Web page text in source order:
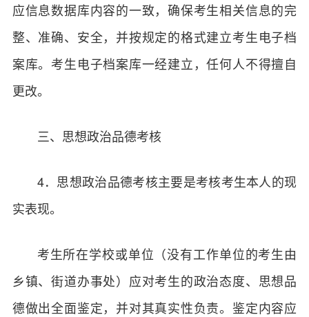
应信息数据库内容的一致，确保考生相关信息的完
整、准确、安全，并按规定的格式建立考生电子档
案库。考生电子档案库一经建立，任何人不得擅自
更改。
三、思想政治品德考核
4．思想政治品德考核主要是考核考生本人的现
实表现。
考生所在学校或单位（没有工作单位的考生由
乡镇、街道办事处）应对考生的政治态度、思想品
德做出全面鉴定，并对其真实性负责。鉴定内容应